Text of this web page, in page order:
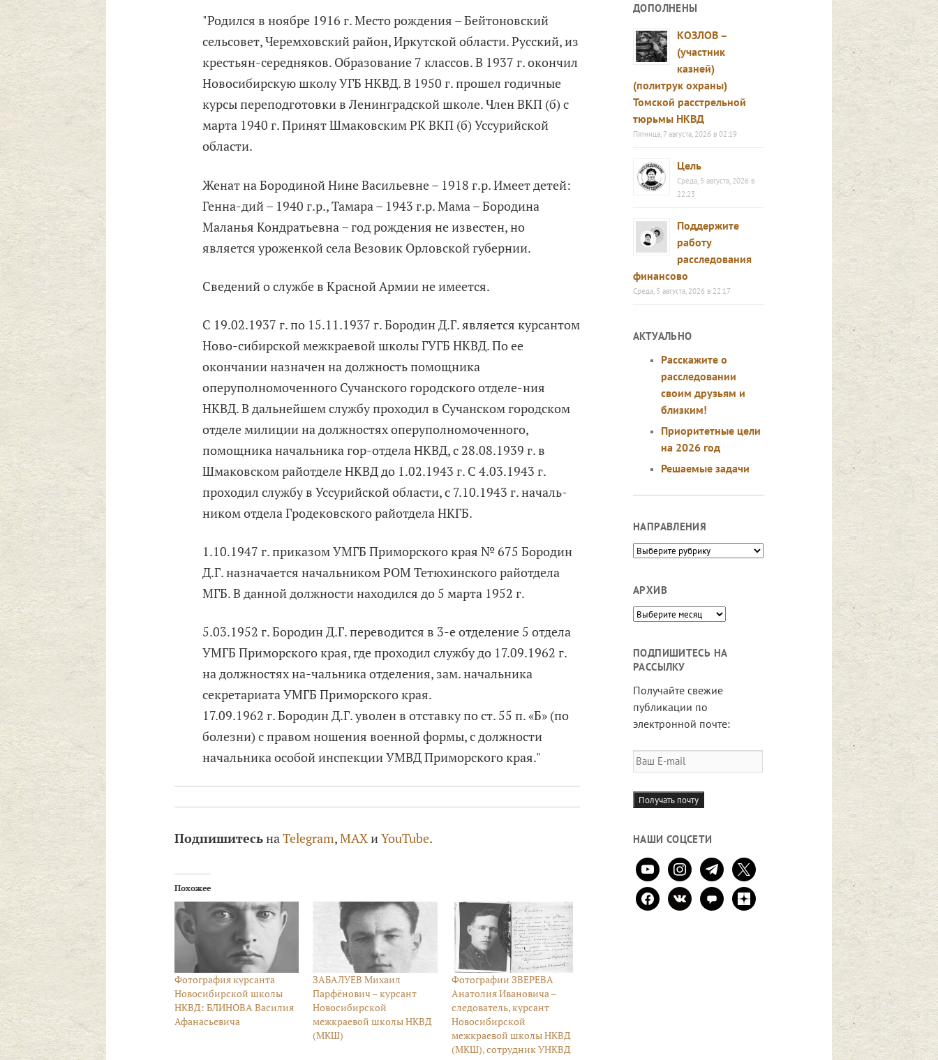
"Родился в ноябре 1916 г. Место рождения – Бейтоновский
сельсовет, Черемховский район, Иркутской области. Русский, из
крестьян-середняков. Образование 7 классов. В 1937 г. окончил
Новосибирскую школу УГБ НКВД. В 1950 г. прошел годичные
курсы переподготовки в Ленинградской школе. Член ВКП (б) с
марта 1940 г. Принят Шмаковским РК ВКП (б) Уссурийской
области.
Женат на Бородиной Нине Васильевне – 1918 г.р. Имеет детей:
Генна-дий – 1940 г.р., Тамара – 1943 г.р. Мама – Бородина
Маланья Кондратьевна – год рождения не известен, но
является уроженкой села Везовик Орловской губернии.
Сведений о службе в Красной Армии не имеется.
С 19.02.1937 г. по 15.11.1937 г. Бородин Д.Г. является курсантом
Ново-сибирской межкраевой школы ГУГБ НКВД. По ее
окончании назначен на должность помощника
оперуполномоченного Сучанского городского отделе-ния
НКВД. В дальнейшем службу проходил в Сучанском городском
отделе милиции на должностях оперуполномоченного,
помощника начальника гор-отдела НКВД, с 28.08.1939 г. в
Шмаковском райотделе НКВД до 1.02.1943 г. С 4.03.1943 г.
проходил службу в Уссурийской области, с 7.10.1943 г. началь-
ником отдела Гродековского райотдела НКГБ.
1.10.1947 г. приказом УМГБ Приморского края № 675 Бородин
Д.Г. назначается начальником РОМ Тетюхинского райотдела
МГБ. В данной должности находился до 5 марта 1952 г.
5.03.1952 г. Бородин Д.Г. переводится в 3-е отделение 5 отдела
УМГБ Приморского края, где проходил службу до 17.09.1962 г.
на должностях на-чальника отделения, зам. начальника
секретариата УМГБ Приморского края.
17.09.1962 г. Бородин Д.Г. уволен в отставку по ст. 55 п. «Б» (по
болезни) с правом ношения военной формы, с должности
начальника особой инспекции УМВД Приморского края."
ПодпишитесьнаTelegram,MAXиYouTube.
Похожее
Фотография курсанта
Новосибирской школы
НКВД: БЛИНОВА Василия
Афанасьевича
ЗАБАЛУЕВ Михаил
Парфёнович – курсант
Новосибирской
межкраевой школы НКВД
(МКШ)
Фотографии ЗВЕРЕВА
Анатолия Ивановича –
следователь, курсант
Новосибирской
межкраевой школы НКВД
(МКШ), сотрудник УНКВД
ДОПОЛНЕНЫ
КОЗЛОВ –
(участник
казней)
(политрук охраны)
Томской расстрельной
тюрьмы НКВД
Пятница, 7 августа, 2026 в 02:19
Цель
Среда, 5 августа, 2026 в
22:23
Поддержите
работу
расследования
финансово
Среда, 5 августа, 2026 в 22:17
АКТУАЛЬНО
Расскажите о
расследовании
своим друзьям и
близким!
Приоритетные цели
на 2026 год
Решаемые задачи
НАПРАВЛЕНИЯ
Направления
АРХИВ
Архив
ПОДПИШИТЕСЬ НА
РАССЫЛКУ
Получайте свежие
публикации по
электронной почте:
Ваш
E-
mail
Получать почту
НАШИ СОЦСЕТИ
youtubeinstagramtelegram
x
facebookvkontaktecomment
zen-
yandex